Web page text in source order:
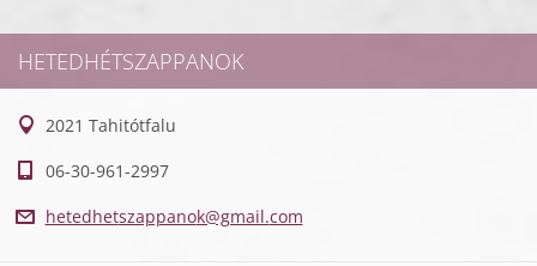
HETEDHÉTSZAPPANOK
2021 Tahitótfalu
06-30-961-2997
hetedhetszappanok@gmail.com